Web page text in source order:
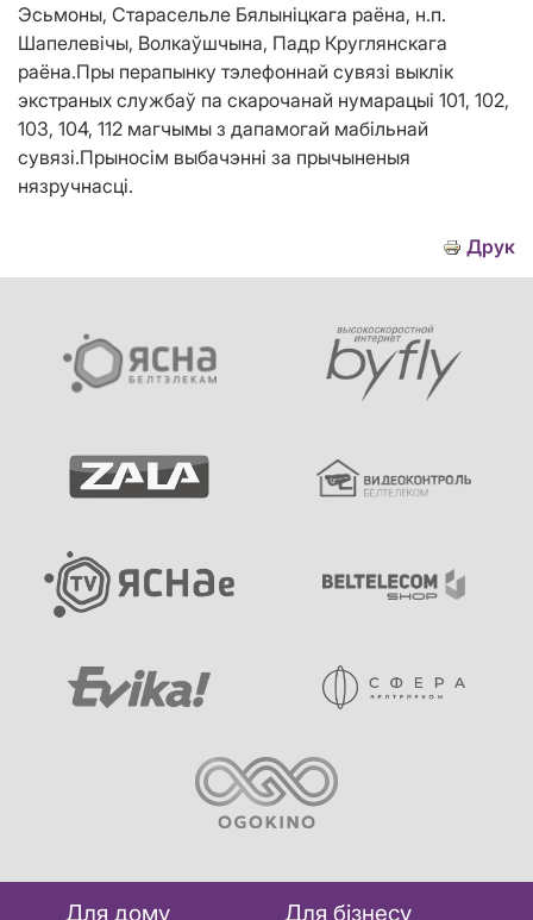
Эсьмоны, Старасельле Бялыніцкага раёна, н.п.
Шапелевічы, Волкаўшчына, Падр Круглянскага
раёна.Пры перапынку тэлефоннай сувязі выклік
экстраных службаў па скарочанай нумарацыі 101, 102,
103, 104, 112 магчымы з дапамогай мабільнай
сувязі.Прыносім выбачэнні за прычыненыя
нязручнасці.
Друк
Для дому Для бізнесу